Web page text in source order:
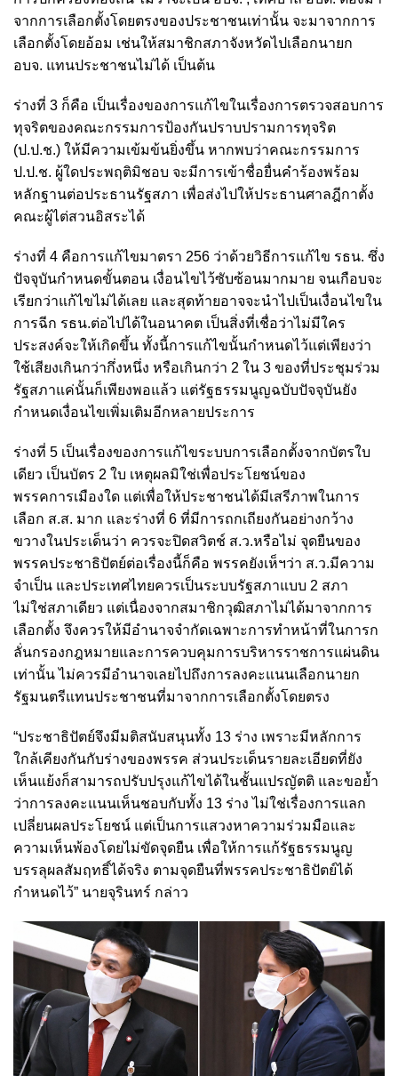
จากการเลือกตั้งโดยตรงของประชาชนเท่านั้น จะมาจากการ
เลือกตั้งโดยอ้อม เช่นให้สมาชิกสภาจังหวัดไปเลือกนายก
อบจ. แทนประชาชนไม่ได้ เป็นต้น
ร่างที่ 3 ก็คือ เป็นเรื่องของการแก้ไขในเรื่องการตรวจสอบการ
ทุจริตของคณะกรรมการป้องกันปราบปรามการทุจริต
(ป.ป.ช.) ให้มีความเข้มข้นยิ่งขึ้น หากพบว่าคณะกรรมการ
ป.ป.ช. ผู้ใดประพฤติมิชอบ จะมีการเข้าชื่อยื่นคำร้องพร้อม
หลักฐานต่อประธานรัฐสภา เพื่อส่งไปให้ประธานศาลฎีกาตั้ง
คณะผู้ไต่สวนอิสระได้
ร่างที่ 4 คือการแก้ไขมาตรา 256 ว่าด้วยวิธีการแก้ไข รธน. ซึ่ง
ปัจจุบันกำหนดขั้นตอน เงื่อนไขไว้ซับซ้อนมากมาย จนเกือบจะ
เรียกว่าแก้ไขไม่ได้เลย และสุดท้ายอาจจะนำไปเป็นเงื่อนไขใน
การฉีก รธน.ต่อไปได้ในอนาคต เป็นสิ่งที่เชื่อว่าไม่มีใคร
ประสงค์จะให้เกิดขึ้น ทั้งนี้การแก้ไขนั้นกำหนดไว้แต่เพียงว่า
ใช้เสียงเกินกว่ากึ่งหนึ่ง หรือเกินกว่า 2 ใน 3 ของที่ประชุมร่วม
รัฐสภาแค่นั้นก็เพียงพอแล้ว แต่รัฐธรรมนูญฉบับปัจจุบันยัง
กำหนดเงื่อนไขเพิ่มเติมอีกหลายประการ
ร่างที่ 5 เป็นเรื่องของการแก้ไขระบบการเลือกตั้งจากบัตรใบ
เดียว เป็นบัตร 2 ใบ เหตุผลมิใช่เพื่อประโยชน์ของ
พรรคการเมืองใด แต่เพื่อให้ประชาชนได้มีเสรีภาพในการ
เลือก ส.ส. มาก และร่างที่ 6 ที่มีการถกเถียงกันอย่างกว้าง
ขวางในประเด็นว่า ควรจะปิดสวิตช์ ส.ว.หรือไม่ จุดยืนของ
พรรคประชาธิปัตย์ต่อเรื่องนี้ก็คือ พรรคยังเห็ฯว่า ส.ว.มีความ
จำเป็น และประเทศไทยควรเป็นระบบรัฐสภาแบบ 2 สภา
ไม่ใช่สภาเดียว แต่เนื่องจากสมาชิกวุฒิสภาไม่ได้มาจากการ
เลือกตั้ง จึงควรให้มีอำนาจจำกัดเฉพาะการทำหน้าที่ในการก
ลั่นกรองกฎหมายและการควบคุมการบริหารราชการแผ่นดิน
เท่านั้น ไม่ควรมีอำนาจเลยไปถึงการลงคะแนนเลือกนายก
รัฐมนตรีแทนประชาชนที่มาจากการเลือกตั้งโดยตรง
“ประชาธิปัตย์จึงมีมติสนับสนุนทั้ง 13 ร่าง เพราะมีหลักการ
ใกล้เคียงกันกับร่างของพรรค ส่วนประเด็นรายละเอียดที่ยัง
เห็นแย้งก็สามารถปรับปรุงแก้ไขได้ในชั้นแปรญัตติ และขอย้ำ
ว่าการลงคะแนนเห็นชอบกับทั้ง 13 ร่าง ไม่ใช่เรื่องการแลก
เปลี่ยนผลประโยชน์ แต่เป็นการแสวงหาความร่วมมือและ
ความเห็นพ้องโดยไม่ขัดจุดยืน เพื่อให้การแก้รัฐธรรมนูญ
บรรลุผลสัมฤทธิ์ได้จริง ตามจุดยืนที่พรรคประชาธิปัตย์ได้
กำหนดไว้” นายจุรินทร์ กล่าว